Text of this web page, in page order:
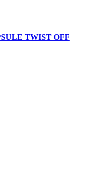
TWIST OFF